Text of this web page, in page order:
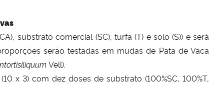
substrato comercial (SC), turfa (T) e solo (S)) e será
serão testadas em mudas de Pata de Vaca
Vell).
x 3) com dez doses de substrato (100%SC, 100%T,